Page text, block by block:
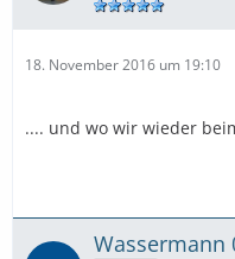
18. November 2016 um 19:10
.... und wo wir wieder
Wassermann